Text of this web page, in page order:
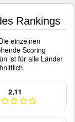
Rankings
einzelnen
Scoring
ist für alle Länder
2,11